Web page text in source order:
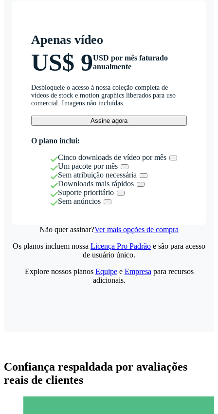
Apenas vídeo
US$ 9USD por mês faturado
anualmente
Desbloqueie o acesso à nossa coleção completa de
vídeos de stock e motion graphics liberados para uso
comercial. Imagens não incluídas.
Assine agora
O plano inclui:
Cinco downloads de vídeo por mês
Um pacote por mês
Sem atribuição necessária
Downloads mais rápidos
Suporte prioritário
Sem anúncios
Não quer assinar?Ver mais opções de compra
Os planos incluem nossa Licença Pro Padrão e são para acesso
de usuário único.
Explore nossos planos Equipee Empresa para recursos
adicionais.
Confiança respaldada por avaliações
reais de clientes